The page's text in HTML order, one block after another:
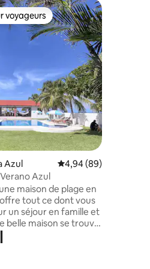
226 commentaires : 4,87 sur 5
les plus appréciés
voyageurs
Azul Évaluation moyenne
4,94 (89)
Azul
maison de plage en
tout ce dont vous
un séjour en famille et
belle maison se trouve
plages d'El
dans un quartier